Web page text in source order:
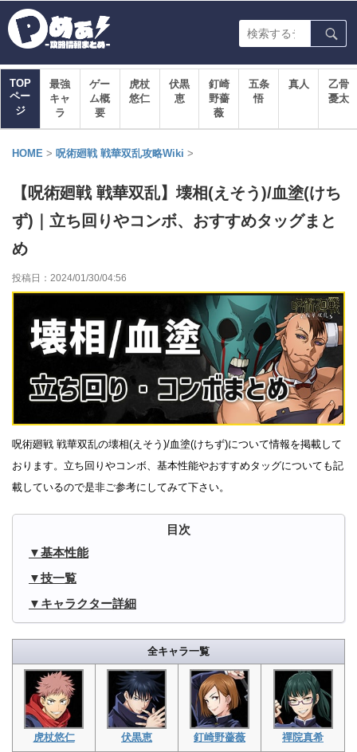
TOP
ペー
ジ
最強
キャ
ラ
ゲー
ム概
要
虎杖
悠仁
伏黒
恵
釘崎
野薔
薇
五条
悟
真人
乙骨
憂太
HOME > 呪術廻戦 戦華双乱攻略Wiki >
【呪術廻戦 戦華双乱】壊相(えそう)/血塗(けち
ず)｜立ち回りやコンボ、おすすめタッグまと
め
投稿日： 2024/01/30/04:56
呪術廻戦 戦華双乱の壊相(えそう)/血塗(けちず)について情報を掲載して
おります。立ち回りやコンボ、基本性能やおすすめタッグについても記
載しているので是非ご参考にしてみて下さい。
基本性能
技一覧
キャラクター詳細
全キャラ一覧
虎杖悠仁 伏黒恵 釘崎野薔薇 禪院真希